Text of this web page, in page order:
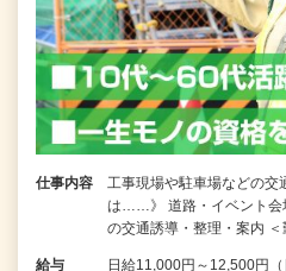
仕事内容
工事現場や駐車場などの交
は……》 道路・イベント会
の交通誘導・整理・案内
給与 日給11,000円～12,500円